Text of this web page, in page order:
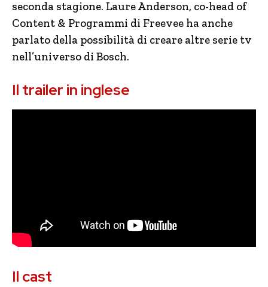
seconda stagione. Laure Anderson, co-head of
Content & Programmi di Freevee ha anche
parlato della possibilità di creare altre serie tv
nell’universo di Bosch.
Il trailer in inglese
Il cast